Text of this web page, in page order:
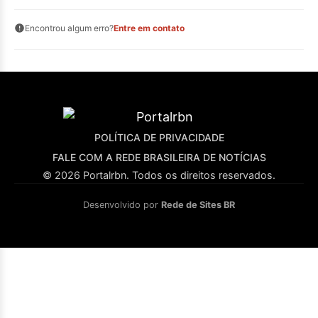
Encontrou algum erro?Entre em contato
POLÍTICA DE PRIVACIDADE
FALE COM A REDE BRASILEIRA DE NOTÍCIAS
© 2026 Portalrbn. Todos os direitos reservados.
Desenvolvido por Rede de Sites BR